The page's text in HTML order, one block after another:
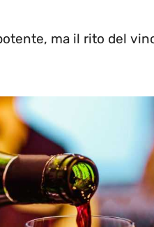
ma il rito del